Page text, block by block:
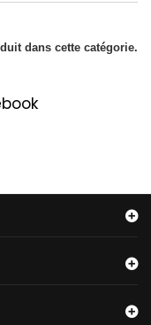
dans cette catégorie.